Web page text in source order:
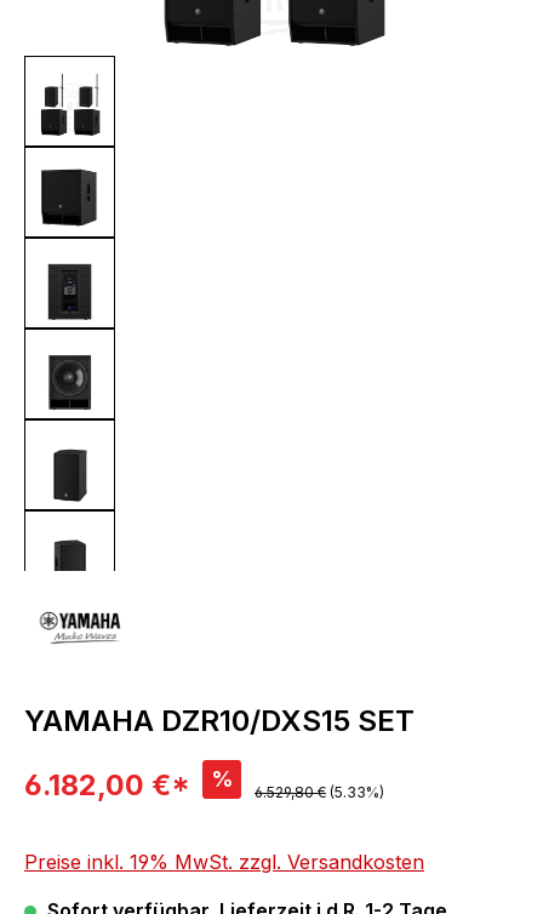
YAMAHA DZR10/DXS15 SET
Verkaufspreis:
6.182,00 €* % Regulärer Preis:
6.529,80 € (5.33%)
Preise inkl. 19% MwSt. zzgl. Versandkosten